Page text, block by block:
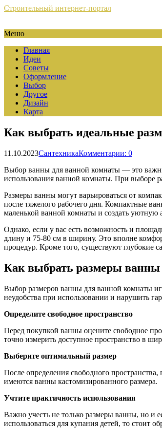
Строительный интернет-портал
Меню
Главная
Идеи
Советы
Оформление
Выбор
Другое
Дизайн
Карта
Как выбрать идеальные
11.10.2023СантехникаКомментарии: 0
Выбор ванны для ванной комнаты — это
использования ванной комнаты. При выборе
Размеры ванны могут варьироваться от
после тяжелого рабочего дня. Компактные
маленькой ванной комнаты и создать уютную
Однако, если у вас есть возможность и
длину и 75-80 см в ширину. Это вполне
процедур. Кроме того, существуют глубокие
Как выбрать размеры
Выбор размеров ванны для ванной комнаты
неудобства при использовании и нарушить
Определите свободное пространство
Перед покупкой ванны оцените свободное
точно измерить доступное пространство в
Выберите оптимальный размер
После определения свободного
имеются ванны кастомизированного размера.
Учтите практичность использования
Важно учесть не только размеры ванны, но и
использоваться для купания детей, то стоит